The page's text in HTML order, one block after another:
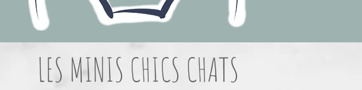
LES MINIS CHICS CHATS